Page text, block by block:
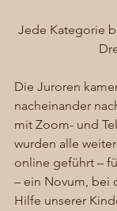
Jede Kategorie
Die Juroren
nacheinander
mit Zoom- und
wurden alle
online geführt –
– ein Novum, bei
Hilfe unserer